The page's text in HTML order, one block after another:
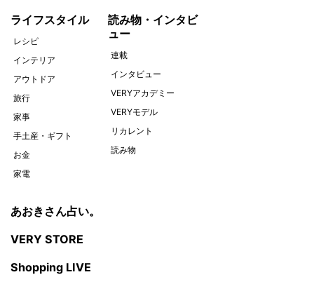
ライフスタイル
レシピ
インテリア
アウトドア
旅行
家事
手土産・ギフト
お金
家電
読み物・インタビ
ュー
連載
インタビュー
VERYアカデミー
VERYモデル
リカレント
読み物
あおきさん占い。
VERY STORE
Shopping LIVE